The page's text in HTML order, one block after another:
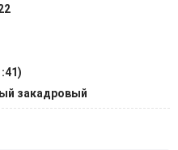
на вечер выпускников
пары. Старые
и бывшие любовники
стремясь каждый по-
быть честными
всего, это нужно
греха. @Filmix.fan
закадровый